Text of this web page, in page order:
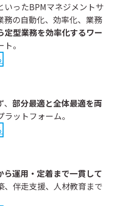
ったBPMマネジメントサ
務の自動化、効率化、業務
定型業務を効率化するワー
。
部分最適と全体最適を両
ットフォーム。
ら運用・定着まで一貫して
、伴走支援、人材教育まで